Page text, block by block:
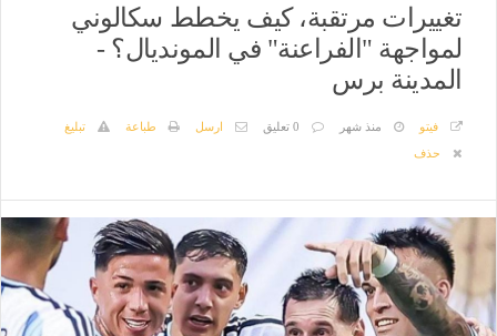
تغييرات مرتقبة، كيف يخطط سكالوني
لمواجهة "الفراعنة" في المونديال؟ -
المدينة برس
فيتو منذ شهر 0 تعليق ارسل طباعة
تبليغ
حذف